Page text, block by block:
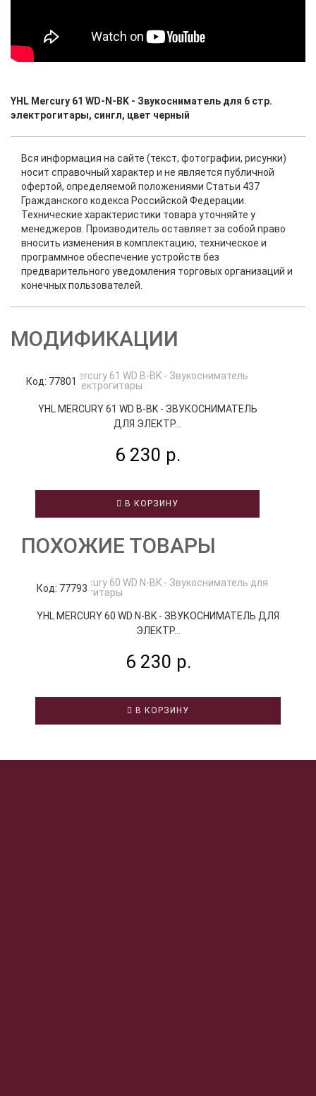
YHL Mercury 61 WD-N-BK - Звукосниматель для 6 стр.
электрогитары, сингл, цвет черный
Вся информация на сайте (текст, фотографии, рисунки)
носит справочный характер и не является публичной
офертой, определяемой положениями Статьи 437
Гражданского кодекса Российской Федерации.
Технические характеристики товара уточняйте у
менеджеров. Производитель оставляет за собой право
вносить изменения в комплектацию, техническое и
программное обеспечение устройств без
предварительного уведомления торговых организаций и
конечных пользователей.
МОДИФИКАЦИИ
Код: 77801
YHL MERCURY 61 WD B-BK - ЗВУКОСНИМАТЕЛЬ
ДЛЯ ЭЛЕКТР...
6 230 р.
В КОРЗИНУ
ПОХОЖИЕ ТОВАРЫ
Код: 77793
YHL MERCURY 60 WD N-BK - ЗВУКОСНИМАТЕЛЬ ДЛЯ
ЭЛЕКТР...
6 230 р.
В КОРЗИНУ